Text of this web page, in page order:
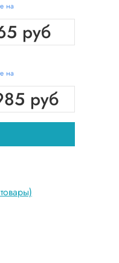
на
руб
на
руб